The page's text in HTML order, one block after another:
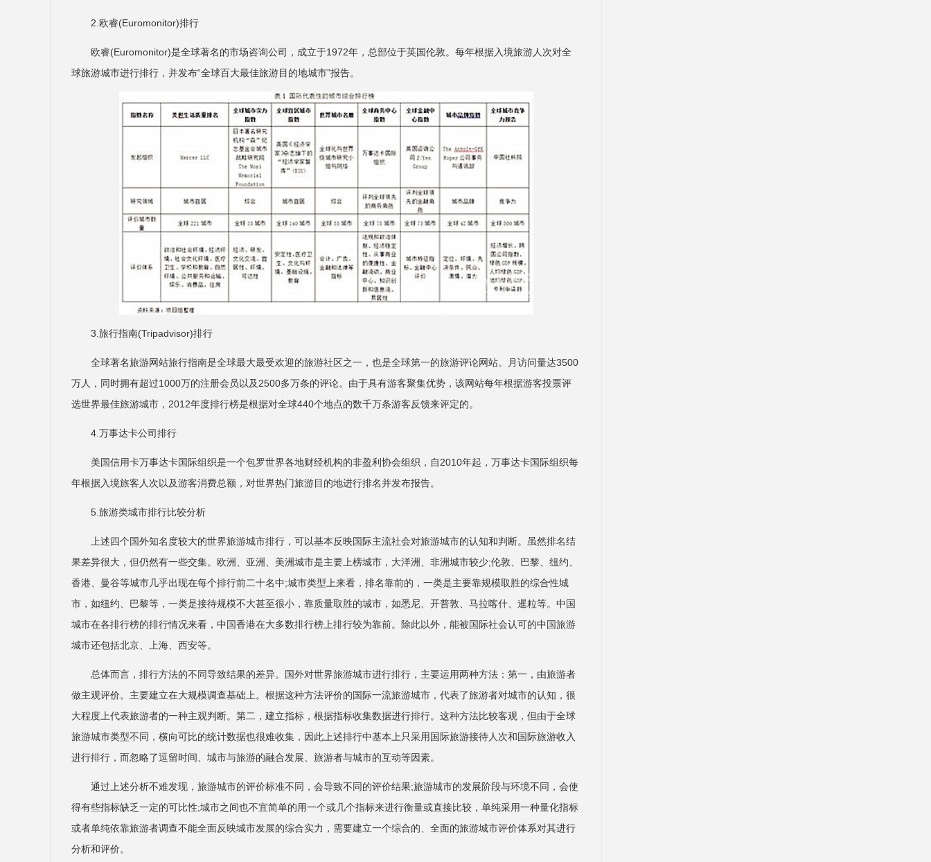
2.欧睿(Euromonitor)排行
欧睿(Euromonitor)是全球著名的市场咨询公司，成立于1972年，总部位于英国伦敦。每年根据入境旅游人次对全
球旅游城市进行排行，并发布“全球百大最佳旅游目的地城市”报告。
3.旅行指南(Tripadvisor)排行
全球著名旅游网站旅行指南是全球最大最受欢迎的旅游社区之一，也是全球第一的旅游评论网站。月访问量达3500
万人，同时拥有超过1000万的注册会员以及2500多万条的评论。由于具有游客聚集优势，该网站每年根据游客投票评
选世界最佳旅游城市，2012年度排行榜是根据对全球440个地点的数千万条游客反馈来评定的。
4.万事达卡公司排行
美国信用卡万事达卡国际组织是一个包罗世界各地财经机构的非盈利协会组织，自2010年起，万事达卡国际组织每
年根据入境旅客人次以及游客消费总额，对世界热门旅游目的地进行排名并发布报告。
5.旅游类城市排行比较分析
上述四个国外知名度较大的世界旅游城市排行，可以基本反映国际主流社会对旅游城市的认知和判断。虽然排名结
果差异很大，但仍然有一些交集。欧洲、亚洲、美洲城市是主要上榜城市，大洋洲、非洲城市较少;伦敦、巴黎、纽约、
香港、曼谷等城市几乎出现在每个排行前二十名中;城市类型上来看，排名靠前的，一类是主要靠规模取胜的综合性城
市，如纽约、巴黎等，一类是接待规模不大甚至很小，靠质量取胜的城市，如悉尼、开普敦、马拉喀什、暹粒等。中国
城市在各排行榜的排行情况来看，中国香港在大多数排行榜上排行较为靠前。除此以外，能被国际社会认可的中国旅游
城市还包括北京、上海、西安等。
总体而言，排行方法的不同导致结果的差异。国外对世界旅游城市进行排行，主要运用两种方法：第一，由旅游者
做主观评价。主要建立在大规模调查基础上。根据这种方法评价的国际一流旅游城市，代表了旅游者对城市的认知，很
大程度上代表旅游者的一种主观判断。第二，建立指标，根据指标收集数据进行排行。这种方法比较客观，但由于全球
旅游城市类型不同，横向可比的统计数据也很难收集，因此上述排行中基本上只采用国际旅游接待人次和国际旅游收入
进行排行，而忽略了逗留时间、城市与旅游的融合发展、旅游者与城市的互动等因素。
通过上述分析不难发现，旅游城市的评价标准不同，会导致不同的评价结果;旅游城市的发展阶段与环境不同，会使
得有些指标缺乏一定的可比性;城市之间也不宜简单的用一个或几个指标来进行衡量或直接比较，单纯采用一种量化指标
或者单纯依靠旅游者调查不能全面反映城市发展的综合实力，需要建立一个综合的、全面的旅游城市评价体系对其进行
分析和评价。